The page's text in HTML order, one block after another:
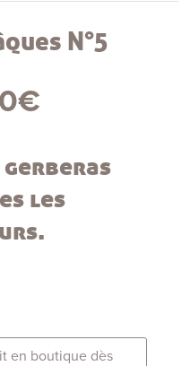
N°5
€
gerberas
les
en boutique dès